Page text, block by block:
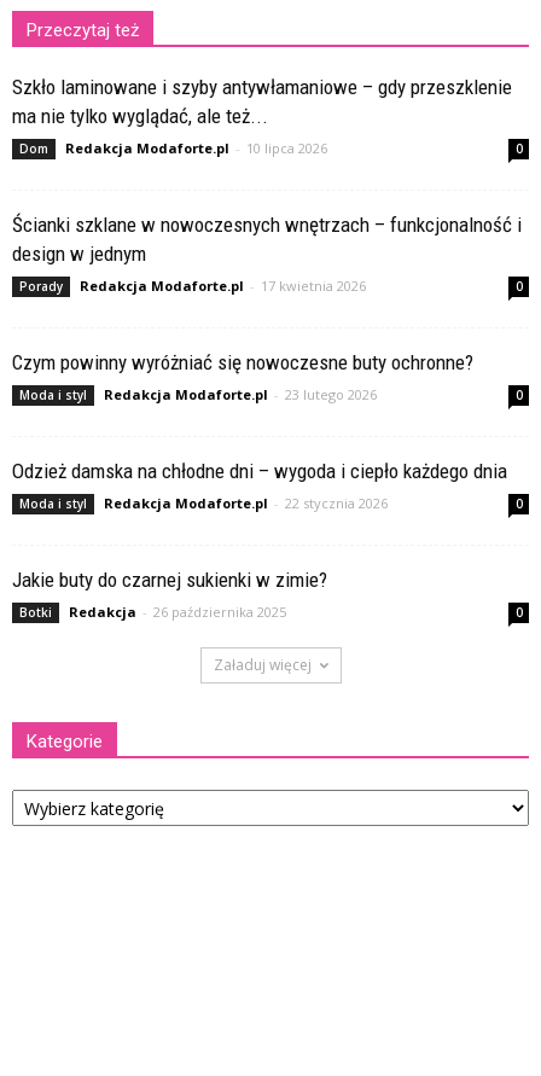
Przeczytaj też
Szkło laminowane i szyby antywłamaniowe – gdy przeszklenie
ma nie tylko wyglądać, ale też...
Dom Redakcja Modaforte.pl - 10 lipca 2026 0
Ścianki szklane w nowoczesnych wnętrzach – funkcjonalność i
design w jednym
Porady Redakcja Modaforte.pl - 17 kwietnia 2026 0
Czym powinny wyróżniać się nowoczesne buty ochronne?
Moda i styl Redakcja Modaforte.pl - 23 lutego 2026 0
Odzież damska na chłodne dni – wygoda i ciepło każdego dnia
Moda i styl Redakcja Modaforte.pl - 22 stycznia 2026 0
Jakie buty do czarnej sukienki w zimie?
Botki Redakcja - 26 października 2025 0
Załaduj więcej
Kategorie
Kategorie